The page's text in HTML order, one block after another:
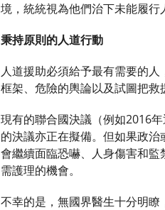
境，統統視為他們治下未能履行
秉持原則的人道行動
人道援助必須給予最有需要的
框架、危險的輿論以及試圖把救
現有的聯合國決議（例如2016
的決議亦正在擬備。但如果政
會繼續面臨恐嚇、人身傷害和
需護理的機會。
不幸的是，無國界醫生十分明